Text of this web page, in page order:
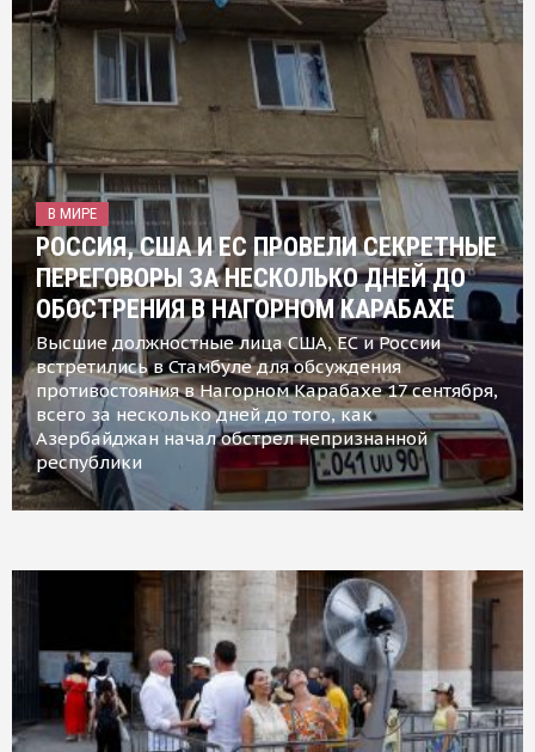
В МИРЕ
РОССИЯ, США И ЕС ПРОВЕЛИ СЕКРЕТНЫЕ
ПЕРЕГОВОРЫ ЗА НЕСКОЛЬКО ДНЕЙ ДО
ОБОСТРЕНИЯ В НАГОРНОМ КАРАБАХЕ
Высшие должностные лица США, ЕС и России
встретились в Стамбуле для обсуждения
противостояния в Нагорном Карабахе 17 сентября,
всего за несколько дней до того, как
Азербайджан начал обстрел непризнанной
республики